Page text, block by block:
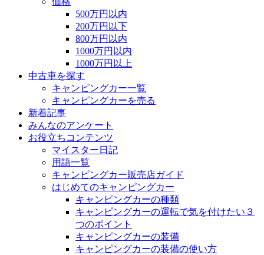
500万円以内
200万円以下
800万円以内
1000万円以内
1000万円以上
中古車を探す
キャンピングカー一覧
キャンピングカーを売る
新着記事
みんなのアンケート
お役立ちコンテンツ
マイスター日記
用語一覧
キャンピングカー販売店ガイド
はじめてのキャンピングカー
キャンピングカーの種類
キャンピングカーの運転で気を付けたい３
つのポイント
キャンピングカーの装備
キャンピングカーの装備の使い方